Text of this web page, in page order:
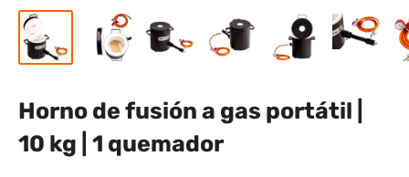
Horno de fusión a gas portátil |
10 kg | 1 quemador